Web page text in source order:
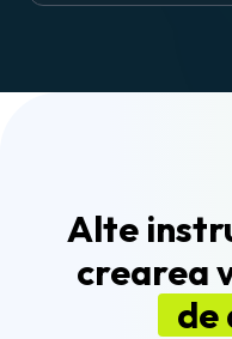
Alte
crearea
de